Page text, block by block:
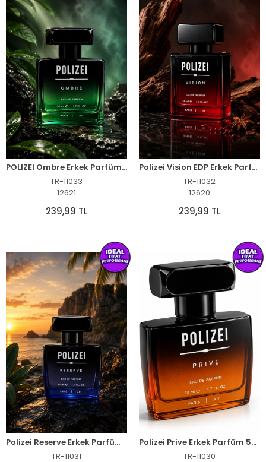
POLIZEI Ombre Erkek Parfüm EDP 50 ml Ferah ve Maskülen Aromatik Koku
TR-11033
12621
239,99 TL
Polizei Vision EDP Erkek Parfüm 50 ml Meyveli Baharatlı Kalıcı Koku
TR-11032
12620
239,99 TL
Polizei Reserve Erkek Parfüm EDP 50 ml Kalıcı Günlük Akustik Ferah Maskülen Koku
TR-11031
Polizei Prive Erkek Parfüm 50 ml EDP Kalıcı Maskülen Amber Odunsu Koku
TR-11030